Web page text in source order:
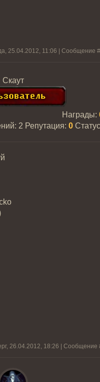
25.04.2012, 11:06 | Сообщение
Скаут
2
Награды:
Репутация: 0
26.04.2012, 18:26 | Сообщение